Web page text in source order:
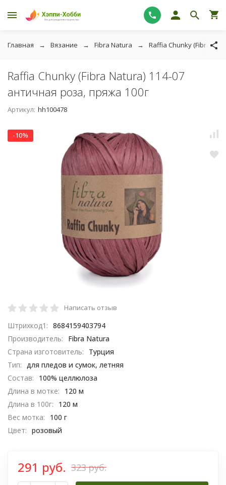
Главная Вязание Fibra Natura Raffia Chunky (Fibra
Raffia Chunky (Fibra Natura) 114-07
античная роза, пряжа 100г
Артикул: hh100478
-10%
Написать отзыв
Штрихкод1: 8684159403794
Производитель:
Fibra Natura
Страна изготовитель:
Турция
Тип: для пледов и сумок, летняя
Состав:
100% целлюлоза
Длина в мотке:
120 м
Длина в 100г:
120 м
Вес мотка:
100 г
Цвет: розовый
291 руб. 323 руб.